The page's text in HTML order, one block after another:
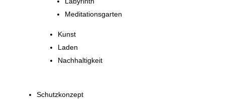
Meditationsgarten
Kunst
Laden
Nachhaltigkeit
Schutzkonzept